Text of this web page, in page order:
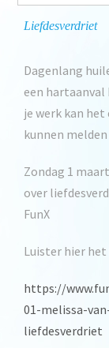
Liefdesverdriet
Dagenlang
een hartaanval
je werk kan het
kunnen
Zondag 1
over
FunX
Luister hier
https://
01-melissa-
liefdesverdriet